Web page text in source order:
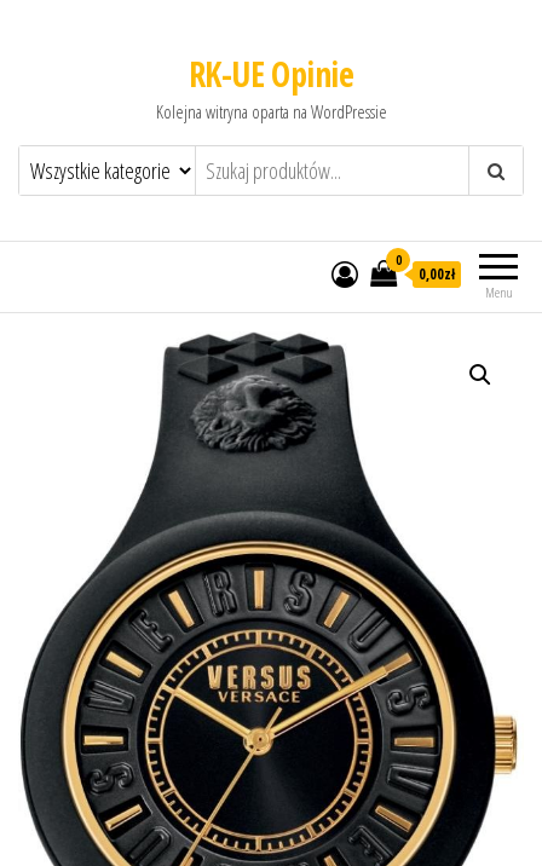
RK-UE Opinie
Kolejna witryna oparta na WordPressie
Menu
0
0,00zł